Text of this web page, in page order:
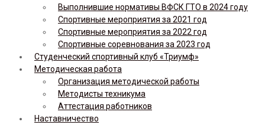
Выполнившие нормативы ВФСК ГТО в 2024 году
Спортивные мероприятия за 2021 год
Спортивные мероприятия за 2022 год
Спортивные соревнования за 2023 год
Студенческий спортивный клуб «Триумф»
Методическая работа
Организация методической работы
Методисты техникума
Аттестация работников
Наставничество